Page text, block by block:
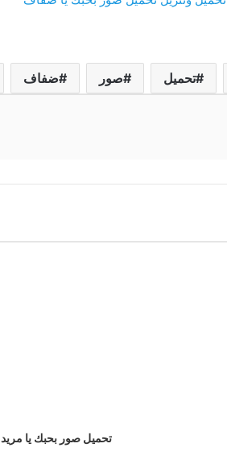
تحميل صور ضفاف
تحميل صور بحبك يا مريد